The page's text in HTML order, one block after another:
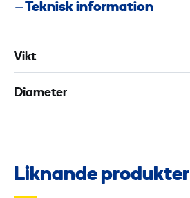
Teknisk information
Vikt
Diameter
Liknande produkter